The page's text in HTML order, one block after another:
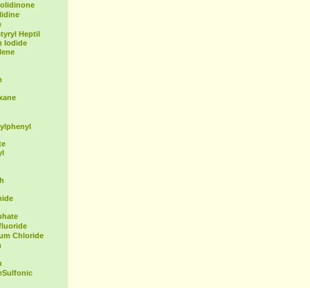
Heptil
Iodide
Chloride